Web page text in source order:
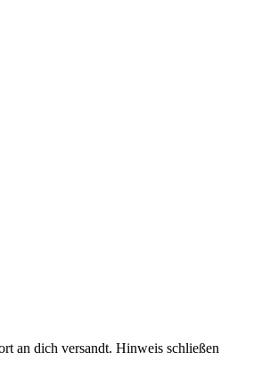
an dich versandt. Hinweis schließen